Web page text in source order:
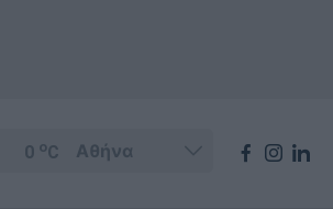
0 oC